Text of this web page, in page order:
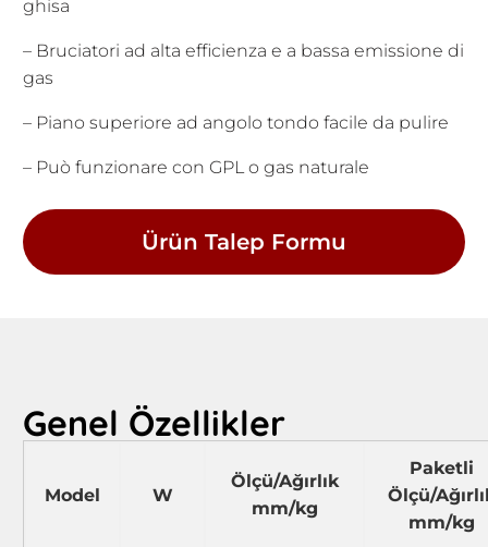
ghisa
– Bruciatori ad alta efficienza e a bassa emissione di
gas
– Piano superiore ad angolo tondo facile da pulire
– Può funzionare con GPL o gas naturale
Ürün Talep Formu
Genel Özellikler
Model W
Ölçü/Ağırlık
mm/kg
Paketli
Ölçü/
mm/kg